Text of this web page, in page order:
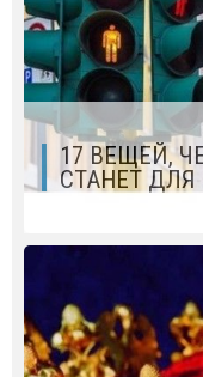
17 ВЕЩЕЙ,
СТАНЕТ